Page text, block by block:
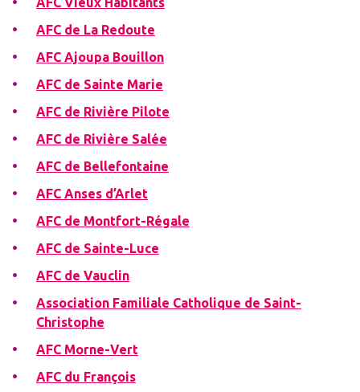
AFC de La Redoute
AFC Ajoupa Bouillon
AFC de Sainte Marie
AFC de Rivière Pilote
AFC de Rivière Salée
AFC de Bellefontaine
AFC Anses d’Arlet
AFC de Montfort-Régale
AFC de Sainte-Luce
AFC de Vauclin
Association Familiale Catholique de Saint-
Christophe
AFC Morne-Vert
AFC du François